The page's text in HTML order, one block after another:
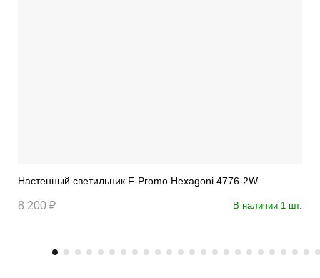
Настенный светильник F-Promo Hexagoni 4776-2W
8 200 ₽ В наличии 1 шт.